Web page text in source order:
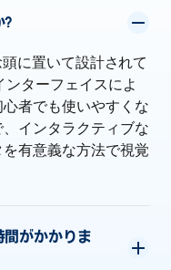
?
に置いて設計されて
ターフェイスによ
者でも使いやすくな
インタラクティブな
有意義な方法で視覚
がかかりま